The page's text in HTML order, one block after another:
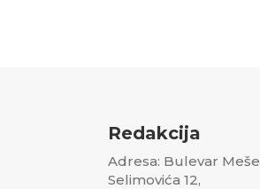
Redakcija
Adresa: Bulevar Meše
Selimovića 12,